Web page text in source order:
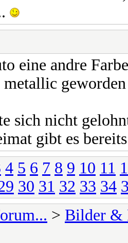
eine andre
metallic
sich nicht
gibt es
4 5 6 7 8 9 10 11
30 31 32 33 34
> Bilder &